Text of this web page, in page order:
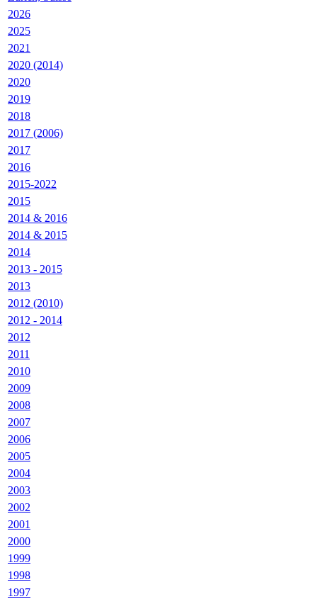
2026
2025
2021
2020 (2014)
2020
2019
2018
2017 (2006)
2017
2016
2015-2022
2015
2014 & 2016
2014 & 2015
2014
2013 - 2015
2013
2012 (2010)
2012 - 2014
2012
2011
2010
2009
2008
2007
2006
2005
2004
2003
2002
2001
2000
1999
1998
1997